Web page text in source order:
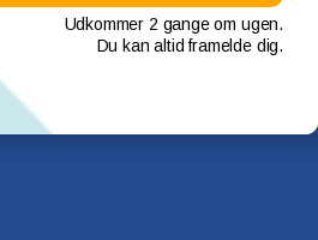
Udkommer 2 gange om ugen.
Du kan altid framelde dig.